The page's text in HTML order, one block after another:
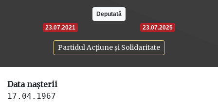
23.07.2021
Deputată
23.07.2025
Partidul Acțiune și Solidaritate
Data nașterii
17.04.1967